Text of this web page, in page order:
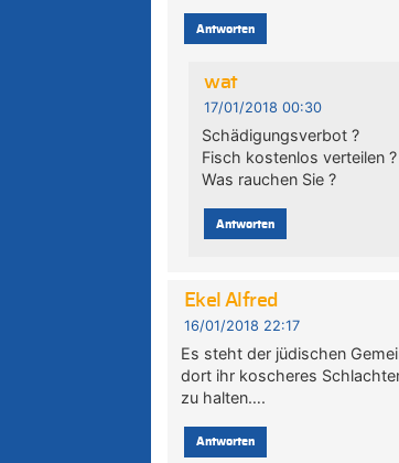
Antworten
wat
17/01/2018 00:30
Schädigungsverbot ?
Fisch kostenlos verteilen ?
Was rauchen Sie ?
Antworten
Ekel Alfred
16/01/2018 22:17
Es steht der jüdischen
dort ihr koscheres
zu halten….
Antworten